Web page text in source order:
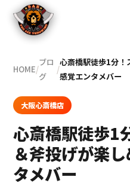
HOME/
ブロ
グ
/
心斎橋駅徒歩1分！
感覚エンタメバー
大阪心斎橋店
心斎橋駅徒歩1
＆斧投げが楽
タメバー